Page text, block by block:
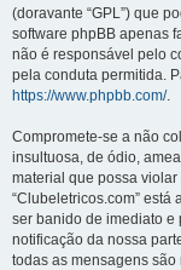
(doravante “GPL”) que
software phpBB apenas
não é responsável pelo
pela conduta permitida.
https://www.phpbb.com/.
Compromete-se a não
insultuosa, de ódio,
material que possa
“Clubeletricos.com”
ser banido de imediato e
notificação da nossa
todas as mensagens